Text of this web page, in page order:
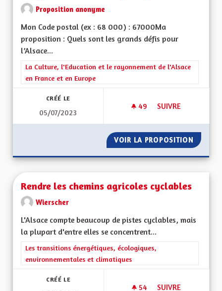
Proposition anonyme
Mon Code postal (ex : 68 000) : 67000Ma
proposition : Quels sont les grands défis pour
l’Alsace...
Filtrer les résultats de la catégorie : La Culture, l'Education et
La Culture, l'Education et le rayonnement de l'Alsace
en France et en Europe
CRÉÉ LE
05/07/2023
49 49 ABONNÉS
SUIVRE
VOIR LA PROPOSITION
Rendre les chemins agricoles cyclables
Wierscher
L'Alsace compte beaucoup de pistes cyclables, mais
la plupart d'entre elles se concentrent...
Filtrer les résultats de la catégorie : Les transitions
Les transitions énergétiques, écologiques,
environnementales et climatiques
CRÉÉ LE
54 54 ABONNÉS
SUIVRE